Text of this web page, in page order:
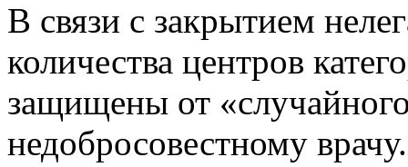
В связи с закрытием
количества центров
защищены от
недобросовестному врачу.